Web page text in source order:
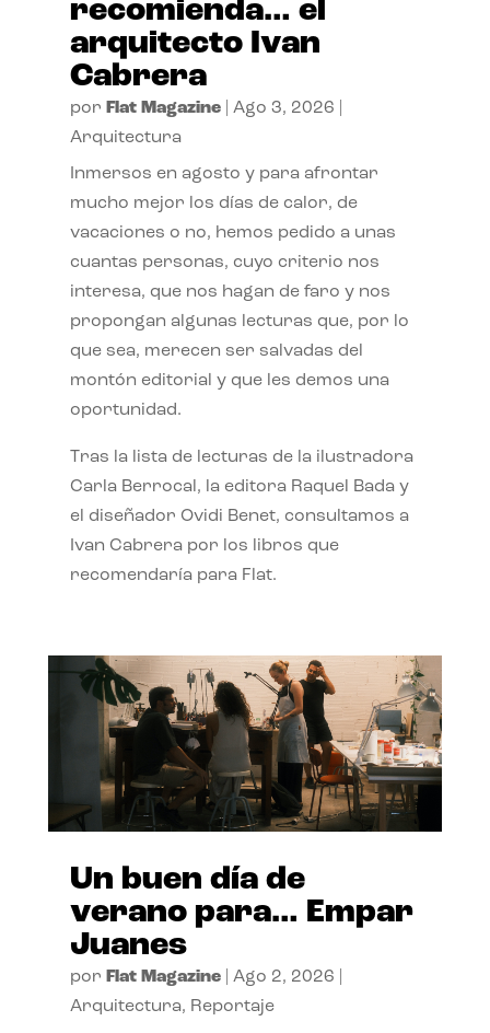
recomienda… el
arquitecto Ivan
Cabrera
por Flat Magazine| Ago 3, 2026
Arquitectura
Inmersos en agosto y para afrontar
mucho mejor los días de calor, de
vacaciones o no, hemos pedido a unas
cuantas personas, cuyo criterio nos
interesa, que nos hagan de faro y nos
propongan algunas lecturas que, por lo
que sea, merecen ser salvadas del
montón editorial y que les demos una
oportunidad.
Tras la lista de lecturas de la ilustradora
Carla Berrocal, la editora Raquel Bada y
el diseñador Ovidi Benet, consultamos a
Ivan Cabrera por los libros que
recomendaría para Flat.
Un buen día de
verano para… Empar
Juanes
por Flat Magazine| Ago 2, 2026
Arquitectura, Reportaje